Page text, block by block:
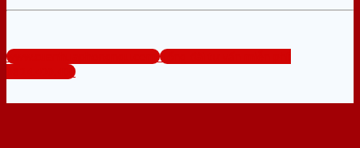
www.cuanhuaphongngu.com
Tổng đài tư vấn miễn phí:
0824.400.400